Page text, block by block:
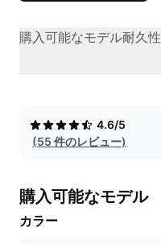
購入可能なモデル耐久性
4.6/5
(55 件のレビュー)
購入可能なモデル
カラー